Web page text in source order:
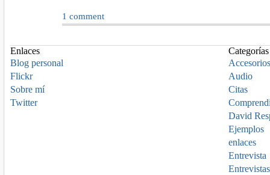
1 comment
Enlaces
Blog personal
Flickr
Sobre mí
Twitter
Categorías
Accesorios
Audio
Citas
David
Ejemplos
enlaces
Entrevista
Entrevistas